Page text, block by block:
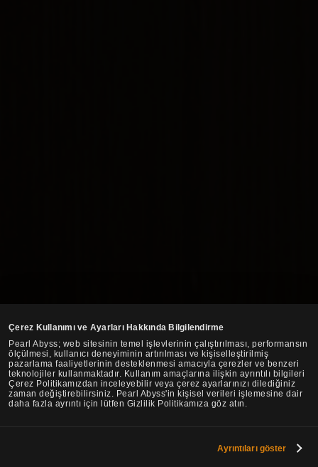
Çerez Kullanımı ve Ayarları Hakkında Bilgilendirme
Pearl Abyss; web sitesinin temel işlevlerinin çalıştırılması, performansın
ölçülmesi, kullanıcı deneyiminin artırılması ve kişiselleştirilmiş
pazarlama faaliyetlerinin desteklenmesi amacıyla çerezler ve benzeri
teknolojiler kullanmaktadır. Kullanım amaçlarına ilişkin ayrıntılı bilgileri
Çerez Politikamızdan inceleyebilir veya çerez ayarlarınızı dilediğiniz
zaman değiştirebilirsiniz. Pearl Abyss'in kişisel verileri işlemesine dair
daha fazla ayrıntı için lütfen Gizlilik Politikamıza göz atın.
Ayrıntıları göster